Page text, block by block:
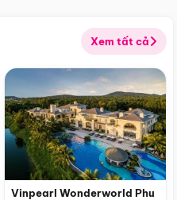
Xem tất cả
Vinpearl Wonderworld Phu